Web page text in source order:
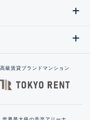
高級賃貸ブランドマンション